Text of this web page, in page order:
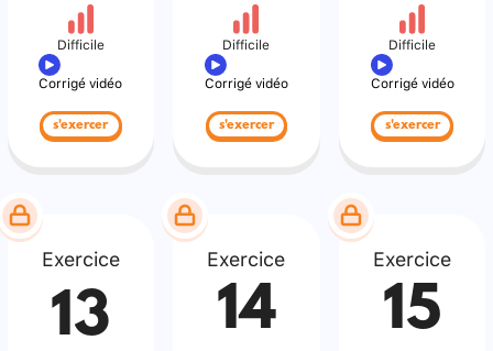
Difficile
Corrigé vidéo
s'exercer
Difficile
Corrigé vidéo
s'exercer
Difficile
Corrigé vidéo
s'exercer
Exercice
13
Exercice
14
Exercice
15